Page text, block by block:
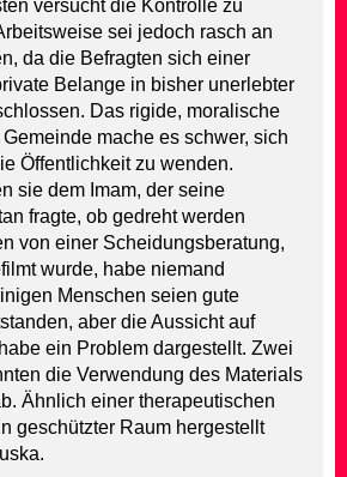
versucht die Kontrolle zu
sei jedoch rasch an
da die Befragten sich einer
Belange in bisher unerlebter
Das rigide, moralische
mache es schwer, sich
Öffentlichkeit zu wenden.
sie dem Imam, der seine
fragte, ob gedreht werden
von einer Scheidungsberatung,
wurde, habe niemand
Menschen seien gute
aber die Aussicht auf
ein Problem dargestellt. Zwei
die Verwendung des Materials
Ähnlich einer therapeutischen
geschützter Raum hergestellt